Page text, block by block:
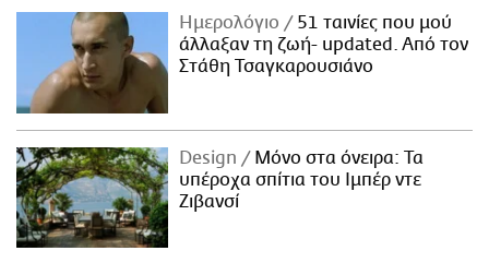
Ημερολόγιο
51 ταινίες που μού
άλλαξαν τη ζωή- updated. Aπό τον
Στάθη Τσαγκαρουσιάνο
Design
Μόνο στα όνειρα: Τα
υπέροχα σπίτια του Ιμπέρ ντε
Ζιβανσί